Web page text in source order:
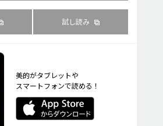
試し読み
美的がタブレットや
スマートフォンで読める！